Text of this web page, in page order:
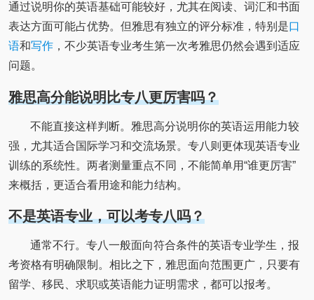
通过说明你的英语基础可能较好，尤其在阅读、词汇和书面
表达方面可能占优势。但雅思有独立的评分标准，特别是口
语和写作，不少英语专业考生第一次考雅思仍然会遇到适应
问题。
雅思高分能说明比专八更厉害吗？
不能直接这样判断。雅思高分说明你的英语运用能力较
强，尤其适合国际学习和交流场景。专八则更体现英语专业
训练的系统性。两者测量重点不同，不能简单用“谁更厉害”
来概括，更适合看用途和能力结构。
不是英语专业，可以考专八吗？
通常不行。专八一般面向符合条件的英语专业学生，报
考资格有明确限制。相比之下，雅思面向范围更广，只要有
留学、移民、求职或英语能力证明需求，都可以报考。